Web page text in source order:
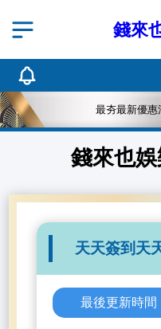
錢來
最夯最新優惠
錢來也
天天簽到天
最後更新時間